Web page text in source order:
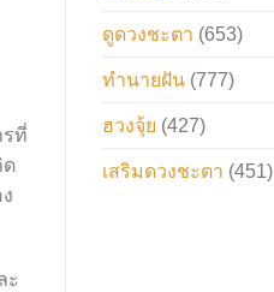
ที่
ะ
ดูดวงชะตา (653)
ทำนายฝัน(777)
ฮวงจุ้ย (427)
เสริมดวงชะตา (451)